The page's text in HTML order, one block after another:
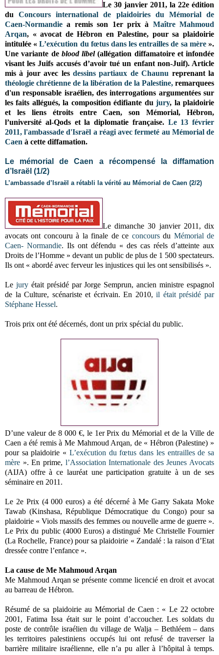
Le 30 janvier 2011, la 22e édition
duConcours international de plaidoiries du Mémorial de
Caen-Normandie a remis son 1er prix à Maître Mahmoud
Arqan, « avocat de Hébron en Palestine, pour sa plaidoirie
intitulée «L’exécution du fœtus dans les entrailles de sa mère».
Une variante de blood libel(allégation diffamatoire et infondée
visant les Juifs accusés d’avoir tué un enfant non-Juif). Article
mis à jour avec les dessins partiaux de Chaunu reprenant la
théologie chrétienne de la libération de la Palestine, remarquees
d'un responsable israélien, des interrogations argumentées sur
les faits allégués, la composition édifiante du jury, la plaidoirie
et les liens étroits entre Caen, son Mémorial, Hébron,
l’université al-Qods et la diplomatie française. Le 13 février
2011, l'ambassade d'Israël a réagi avec fermeté au Mémorial de
Caen à cette diffamation.
Le mémorial de Caen a récompensé la diffamation
d’Israël (1/2)
L’ambassade d’Israël a rétabli la vérité au Mémorial de Caen (2/2)
Le dimanche 30 janvier 2011, dix
avocats ont concouru à la finale de ce concoursdu Mémorial de
Caen- Normandie. Ils ont défendu « des cas réels d’atteinte aux
Droits de l’Homme » devant un public de plus de 1 500 spectateurs.
Ils ont « abordé avec ferveur les injustices qui les ont sensibilisés ».
Le juryétait présidé par Jorge Semprun, ancien ministre espagnol
de la Culture, scénariste et écrivain. En 2010,il était présidé par
Stéphane Hessel.
Trois prix ont été décernés, dont un prix spécial du public.
D’une valeur de 8 000 €, le 1er Prix du Mémorial et de la Ville de
Caen a été remis à Me Mahmoud Arqan, de « Hébron (Palestine) »
pour sa plaidoirie « L’exécution du fœtus dans les entrailles de sa
mère ». En prime, l’Association Internationale des Jeunes Avocats
(AIJA) offre à ce lauréat une participation gratuite à un de ses
séminaire en 2011.
Le 2e Prix (4 000 euros) a été décerné à Me Garry Sakata Moke
Tawab (Kinshasa, République Démocratique du Congo) pour sa
plaidoirie « Viols massifs des femmes ou nouvelle arme de guerre ».
Le Prix du public (4000 Euros) a distingué Me Christelle Fournier
(La Rochelle, France) pour sa plaidoirie « Zandalé : la raison d’Etat
dressée contre l’enfance ».
La cause de Me Mahmoud Arqan
Me Mahmoud Arqan se présente comme licencié en droit et avocat
au barreau de Hébron.
Résumé de sa plaidoirie au Mémorial de Caen : « Le 22 octobre
2001, Fatima Issa était sur le point d’accoucher. Les soldats du
poste de contrôle israélien du village de Walja – Bethléem – dans
les territoires palestiniens occupés lui ont refusé de traverser la
barrière militaire israélienne, elle n’a pu aller à l’hôpital à temps.